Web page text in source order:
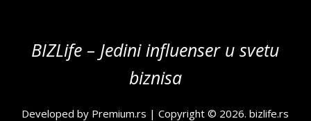
BIZLife – Jedini influenser u svetu
biznisa
Developed by Premium.rs | Copyright © 2026.bizlife.rs